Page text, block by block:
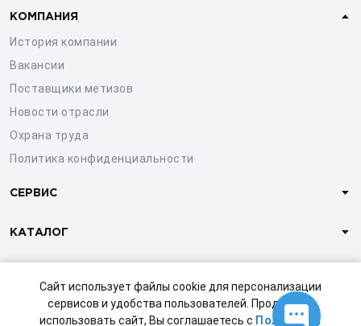
Сайт использует файлы cookie для персонализации
сервисов и удобства пользователей. Продолжая
использовать сайт, Вы соглашаетесь с Политикой
КОМПАНИЯ
История компании
Вакансии
Поставщики метизов
Новости отрасли
Охрана труда
Политика конфиденциальности
СЕРВИС
КАТАЛОГ